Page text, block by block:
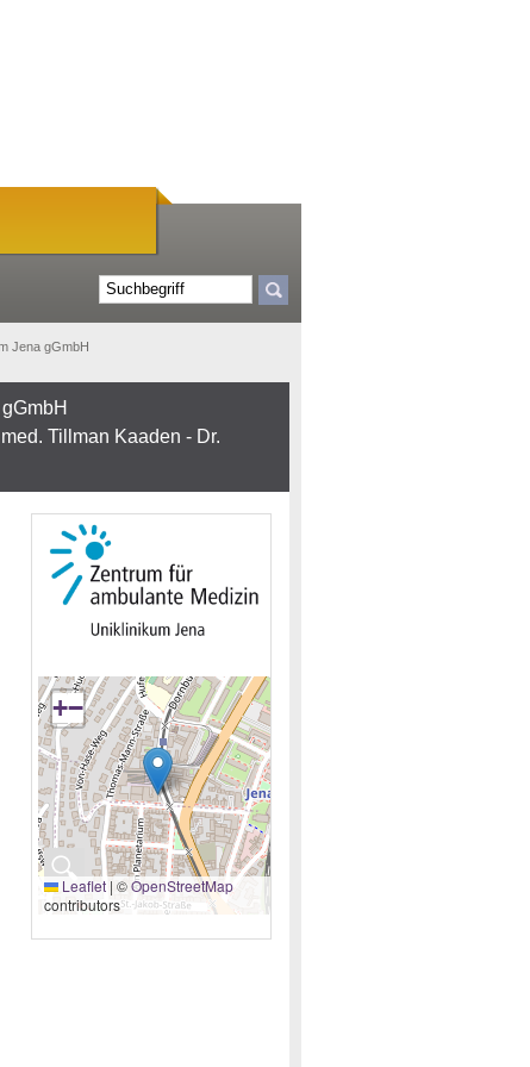
Jena gGmbH
Tillman Kaaden - Dr.
🔍
+−
Leaflet | ©OpenStreetMap
contributors